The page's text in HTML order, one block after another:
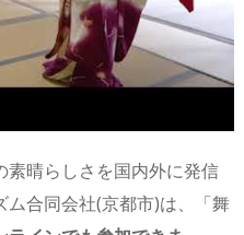
晴らしさを国内外に発信
ム合同会社(京都市)は、「舞